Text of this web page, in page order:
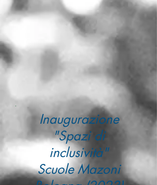
Inaugurazione
"Spazi di
inclusività"
Scuole Mazoni